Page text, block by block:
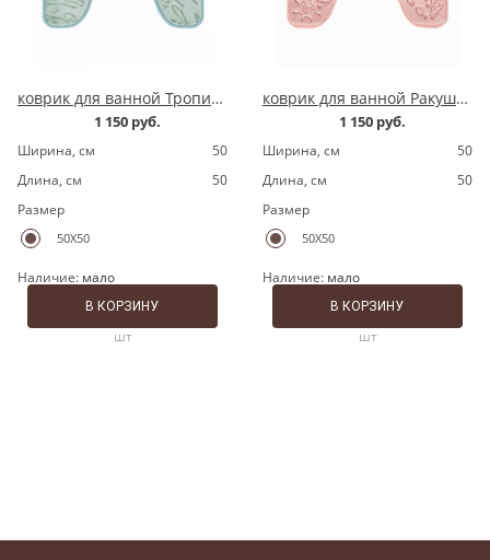
коврик для ванной Тропики зеленый квадрат
1 150 руб.
Ширина, cм
50
Длина, cм
50
Размер
50X50
Наличие: мало
шт
В КОРЗИНУ
коврик для ванной Ракушка розовый квадрат
1 150 руб.
Ширина, cм
50
Длина, cм
50
Размер
50X50
Наличие: мало
шт
В КОРЗИНУ